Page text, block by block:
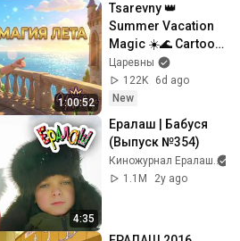
1:00:52
Tsarevny 👑
Summer Vacation
Magic ☀️🌊 Cartoon
Compilation
Царевны
122K
6d ago
New
4:35
Ералаш | Бабуся
(Выпуск №354)
Киножурнал Ералаш
1.1M
2y ago